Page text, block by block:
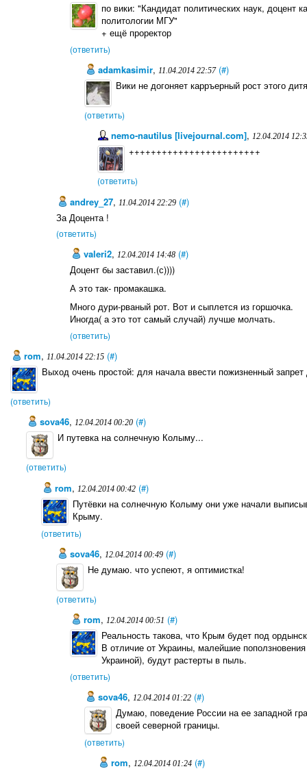
по вики: "Кандидат политических наук, доцент
политологии МГУ"
+ ещё проректор
(ответить)
adamkasimir, 11.04.2014 22:57 (#)
Вики не догоняет карръерный рост этого
(ответить)
nemo-nautilus [livejournal.com],12.04.2014
++++++++++++++++++++++++
(ответить)
andrey_27, 11.04.2014 22:29 (#)
За Доцента !
(ответить)
valeri2,12.04.2014 14:48 (#)
Доцент бы заставил.(с))))
А это так- промакашка.
Много дури-рваный рот. Вот и сыплется из горшочка.
Иногда( а это тот самый случай) лучше молчать.
(ответить)
rom, 11.04.2014 22:15 (#)
Выход очень простой: для начала ввести пожизненный
(ответить)
sova46, 12.04.2014 00:20 (#)
И путевка на солнечную Колыму...
(ответить)
rom, 12.04.2014 00:42 (#)
Путёвки на солнечную Колыму они уже начали
Крыму.
(ответить)
sova46, 12.04.2014 00:49 (#)
Не думаю. что успеют, я оптимистка!
(ответить)
rom,12.04.2014 00:51 (#)
Реальность такова, что Крым будет под
В отличие от Украины, малейшие
Украиной), будут растерты в пыль.
(ответить)
sova46, 12.04.2014 01:22 (#)
Думаю, поведение России на ее западной
своей северной границы.
(ответить)
rom,12.04.2014 01:24 (#)